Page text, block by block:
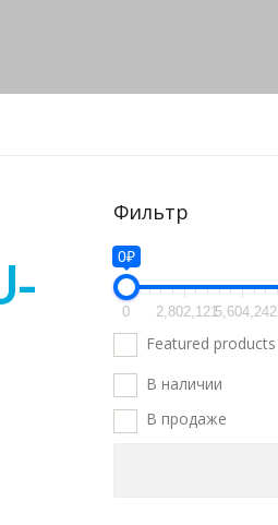
Фильтр
0₽
0 2,802,1215,604,242
Featured products
В наличии
В продаже